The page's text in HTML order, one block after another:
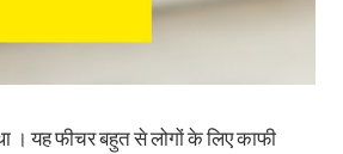
यह फीचर बहुत से लोगों के लिए काफी